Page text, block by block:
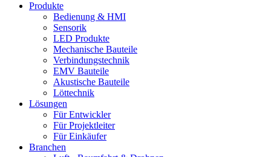
Produkte
Bedienung & HMI
Sensorik
LED Produkte
Mechanische Bauteile
Verbindungstechnik
EMV Bauteile
Akustische Bauteile
Löttechnik
Lösungen
Für Entwickler
Für Projektleiter
Für Einkäufer
Branchen